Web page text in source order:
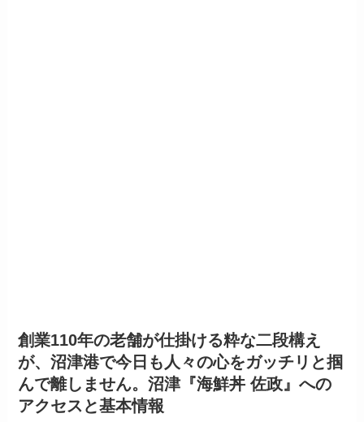
創業110年の老舗が仕掛ける粋な二段構え
が、沼津港で今日も人々の心をガッチリと掴
んで離しません。沼津『海鮮丼 佐政』への
アクセスと基本情報